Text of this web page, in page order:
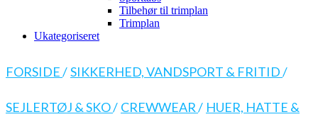
Tilbehør til trimplan
Trimplan
Ukategoriseret
FORSIDE/SIKKERHED, VANDSPORT & FRITID/
SEJLERTØJ & SKO/ CREWWEAR/ HUER, HATTE &